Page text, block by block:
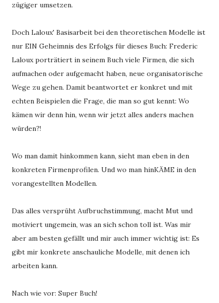
zügiger umsetzen.
Doch Laloux' Basisarbeit bei den theoretischen Modelle ist
nur EIN Geheimnis des Erfolgs für dieses Buch: Frederic
Laloux porträtiert in seinem Buch viele Firmen, die sich
aufmachen oder aufgemacht haben, neue organisatorische
Wege zu gehen. Damit beantwortet er konkret und mit
echten Beispielen die Frage, die man so gut kennt: Wo
kämen wir denn hin, wenn wir jetzt alles anders machen
würden?!
Wo man damit hinkommen kann, sieht man eben in den
konkreten Firmenprofilen. Und wo man hinKÄME in den
vorangestellten Modellen.
Das alles versprüht Aufbruchstimmung, macht Mut und
motiviert ungemein, was an sich schon toll ist. Was mir
aber am besten gefällt und mir auch immer wichtig ist: Es
gibt mir konkrete anschauliche Modelle, mit denen ich
arbeiten kann.
Nach wie vor: Super Buch!